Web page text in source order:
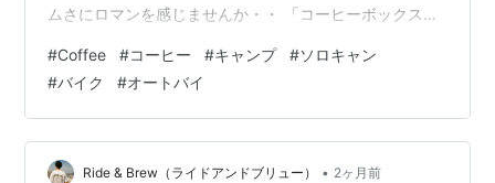
ムさにロマンを感じませんか・・ 「コーヒーボックス」
の箱にまとめて、開いたらすぐ使える状態にしておく。
コーヒーボックスに興味があるけど、具体的に何を揃え
たら良いのかわからない人に参考になればと思います。
この記事では、スタンレーのクラシックランチボックス
9.4Lを使ったコーヒーボックスの作り方を、道具の選定
#Coffee #コーヒー #キャンプ #ソロキャン
#バイク #オートバイ
Ride & Brew（ライドアンドブリュー） • 2ヶ月前